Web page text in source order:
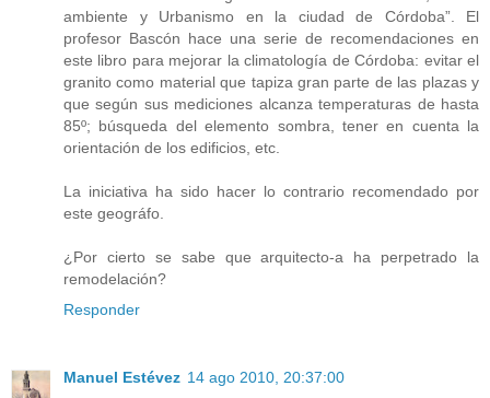
ambiente y Urbanismo en la ciudad de Córdoba”. El
profesor Bascón hace una serie de recomendaciones en
este libro para mejorar la climatología de Córdoba: evitar el
granito como material que tapiza gran parte de las plazas y
que según sus mediciones alcanza temperaturas de hasta
85º; búsqueda del elemento sombra, tener en cuenta la
orientación de los edificios, etc.
La iniciativa ha sido hacer lo contrario recomendado por
este geográfo.
¿Por cierto se sabe que arquitecto-a ha perpetrado la
remodelación?
Responder
Manuel Estévez 14 ago 2010, 20:37:00